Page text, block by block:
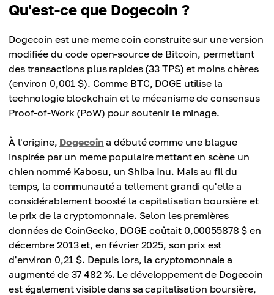
Qu'est-ce que Dogecoin ?
Dogecoin est une meme coin construite sur une version
modifiée du code open-source de Bitcoin, permettant
des transactions plus rapides (33 TPS) et moins chères
(environ 0,001 $). Comme BTC, DOGE utilise la
technologie blockchain et le mécanisme de consensus
Proof-of-Work (PoW) pour soutenir le minage.
À l'origine, Dogecoin a débuté comme une blague
inspirée par un meme populaire mettant en scène un
chien nommé Kabosu, un Shiba Inu. Mais au fil du
temps, la communauté a tellement grandi qu'elle a
considérablement boosté la capitalisation boursière et
le prix de la cryptomonnaie. Selon les premières
données de CoinGecko, DOGE coûtait 0,00055878 $ en
décembre 2013 et, en février 2025, son prix est
d'environ 0,21 $. Depuis lors, la cryptomonnaie a
augmenté de 37 482 %. Le développement de Dogecoin
est également visible dans sa capitalisation boursière,